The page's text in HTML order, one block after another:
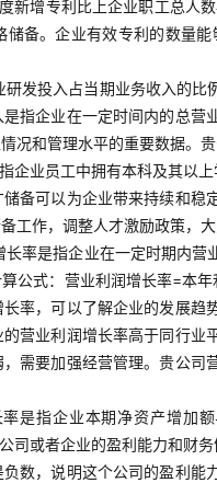
新增专利比上企业职工总人
备。企业有效专利的数量
研发投入占当期业务收入的
指企业在一定时间内的总
况和管理水平的重要数据。
企业员工中拥有本科及其以
备可以为企业带来持续和
工作，调整人才激励政策，大
长率是指企业在一定时期内
公式：营业利润增长率=本
率，可以了解企业的发展
营业利润增长率高于同行
需要加强经营管理。贵公
率是指企业本期净资产增加
司或者企业的盈利能力和财
数，说明这个公司的盈利